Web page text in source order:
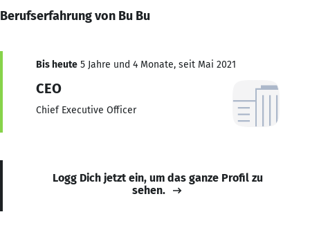
Berufserfahrung von Bu Bu
Bis heute 5 Jahre und 4 Monate, seit Mai 2021
CEO
Chief Executive Officer
Logg Dich jetzt ein, um das ganze Profil zu
sehen.